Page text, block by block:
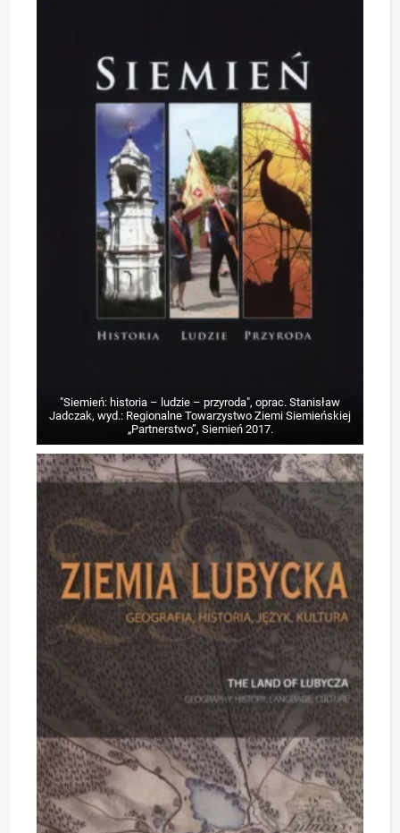
"Siemień: historia – ludzie – przyroda", oprac. Stanisław
Jadczak, wyd.: Regionalne Towarzystwo Ziemi Siemieńskiej
„Partnerstwo”, Siemień 2017.